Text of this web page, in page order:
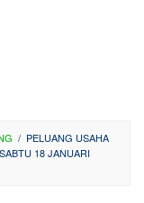
/ PELUANG USAHA
18 JANUARI